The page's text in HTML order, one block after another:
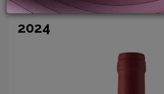
BODEGA FAMILIA SCHROEDER
2024